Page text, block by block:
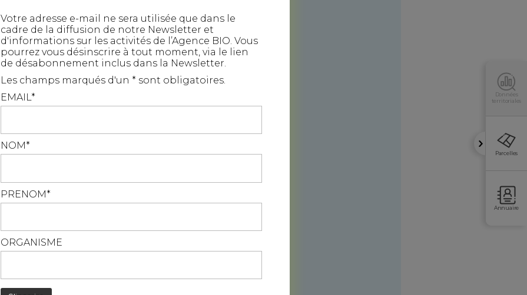
8
Velesmes-Échevanne
S*
9
Auvet-et-la-Chapelotte
13 Arsans
S*
Données
territoriales
Parcelles
Annuaire
devez accepter pour continuer
Votre adresse e-mail ne sera utilisée que dans le
cadre de la diffusion de notre Newsletter et
d'informations sur les activités de l’Agence BIO. Vous
pourrez vous désinscrire à tout moment, via le lien
de désabonnement inclus dans la Newsletter.
Les champs marqués d'un * sont obligatoires.
EMAIL*
NOM*
PRENOM*
ORGANISME